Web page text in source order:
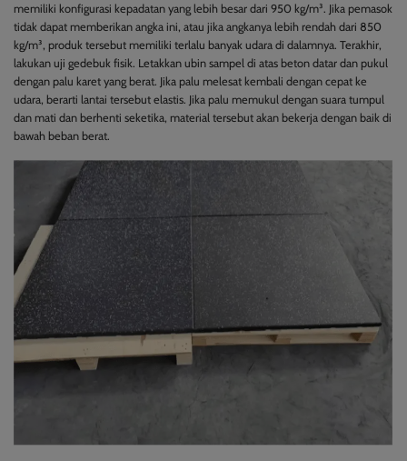
memiliki konfigurasi kepadatan yang lebih besar dari 950 kg/m³. Jika pemasok
tidak dapat memberikan angka ini, atau jika angkanya lebih rendah dari 850
kg/m³, produk tersebut memiliki terlalu banyak udara di dalamnya. Terakhir,
lakukan uji gedebuk fisik. Letakkan ubin sampel di atas beton datar dan pukul
dengan palu karet yang berat. Jika palu melesat kembali dengan cepat ke
udara, berarti lantai tersebut elastis. Jika palu memukul dengan suara tumpul
dan mati dan berhenti seketika, material tersebut akan bekerja dengan baik di
bawah beban berat.